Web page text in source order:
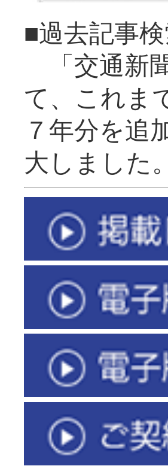
■過去記事
「交通新
て、これま
７年分を追
大し